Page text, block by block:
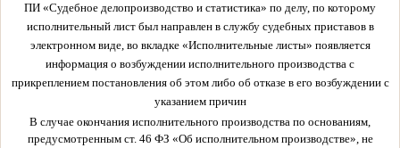
ПИ «Судебное делопроизводство и статистика» по делу, по которому
исполнительный лист был направлен в службу судебных приставов в
электронном виде, во вкладке «Исполнительные листы» появляется
информация о возбуждении исполнительного производства с
прикреплением постановления об этом либо об отказе в его возбуждении с
указанием причин
В случае окончания исполнительного производства по основаниям,
предусмотренным ст. 46 ФЗ «Об исполнительном производстве», не